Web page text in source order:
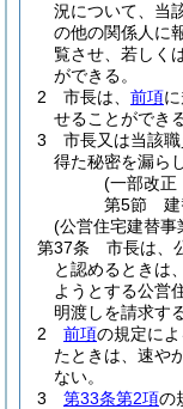
況について、当
の他の関係人に
覧させ、若しく
ができる。
2
市長は、 前項
せることができる
3
市長又は当該職
得た秘密を漏ら
(一部改正
第5節
(公営住宅建替事
第37条
市長は、
と認めるときは
ようとする公営
明渡しを請求す
2
前項の規定によ
たときは、速や
ない。
3
第33条第2項の